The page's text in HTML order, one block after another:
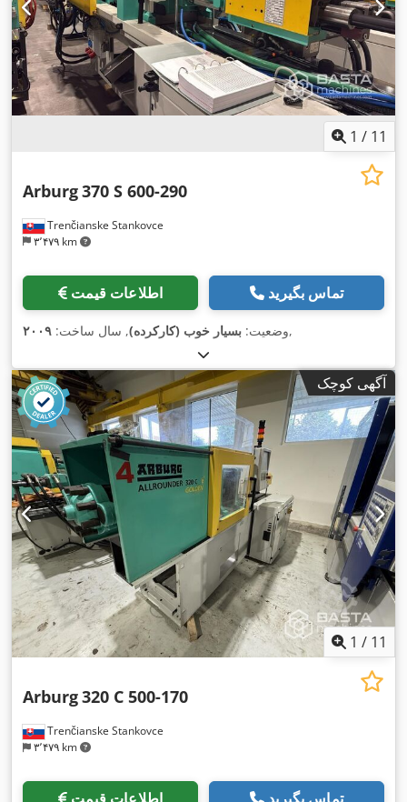
1 / 11
Trenčianske Stankovce
۳٬۴۷۹ km
Arburg370 S 600-290
اطلاعات قیمت تماس بگیرید
وضعیت: بسیار خوب (کارکرده), سال ساخت: ۲۰۰۹ ,
آگهی کوچک
1 / 11
Trenčianske Stankovce
۳٬۴۷۹ km
Arburg320 C 500-170